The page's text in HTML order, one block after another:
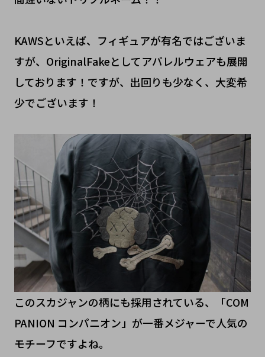
KAWSといえば、フィギュアが有名ではございま
すが、OriginalFakeとしてアパレルウェアも展開
しております！ですが、出回りも少なく、大変希
少でございます！
このスカジャンの柄にも採用されている、「COM
PANION コンパニオン」が一番メジャーで人気の
モチーフですよね。